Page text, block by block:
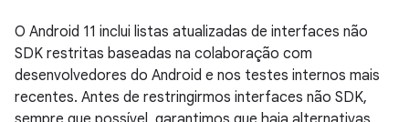
O Android 11 inclui listas atualizadas de interfaces não
SDK restritas baseadas na colaboração com
desenvolvedores do Android e nos testes internos mais
recentes. Antes de restringirmos interfaces não SDK,